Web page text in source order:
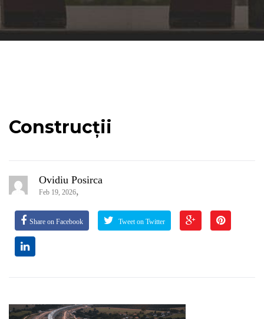
Construcții
Ovidiu Posirca
Feb 19, 2026,
Share on Facebook Tweet on Twitter